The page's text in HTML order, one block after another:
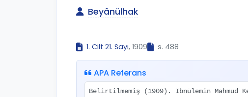
Beyânülhak
1. Cilt 21. Sayı, 1909 s. 488
APA Referans
Belirtilmemiş (1909). İbnülemin Mahmud